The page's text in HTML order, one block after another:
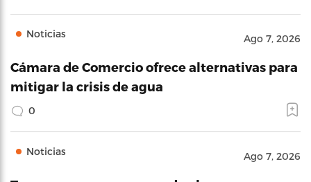
Noticias Ago 7, 2026
Cámara de Comercio ofrece alternativas para
mitigar la crisis de agua
0
Noticias Ago 7, 2026